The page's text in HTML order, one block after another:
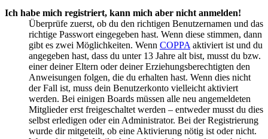
Ich habe mich registriert, kann mich aber nicht anmelden!
Überprüfe zuerst, ob du den richtigen Benutzernamen und das
richtige Passwort eingegeben hast. Wenn diese stimmen, dann
gibt es zwei Möglichkeiten. Wenn COPPA aktiviert ist und du
angegeben hast, dass du unter 13 Jahre alt bist, musst du bzw.
einer deiner Eltern oder deiner Erziehungsberechtigten den
Anweisungen folgen, die du erhalten hast. Wenn dies nicht
der Fall ist, muss dein Benutzerkonto vielleicht aktiviert
werden. Bei einigen Boards müssen alle neu angemeldeten
Mitglieder erst freigeschaltet werden – entweder musst du dies
selbst erledigen oder ein Administrator. Bei der Registrierung
wurde dir mitgeteilt, ob eine Aktivierung nötig ist oder nicht.